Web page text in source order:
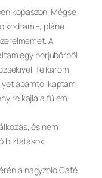
kopaszon. Mégse
-, pláne
A
egy borjúbőrből
félkarom
apámtól kaptam
kajla a fülem.
és nem
biztatások.
a nagyzoló Café